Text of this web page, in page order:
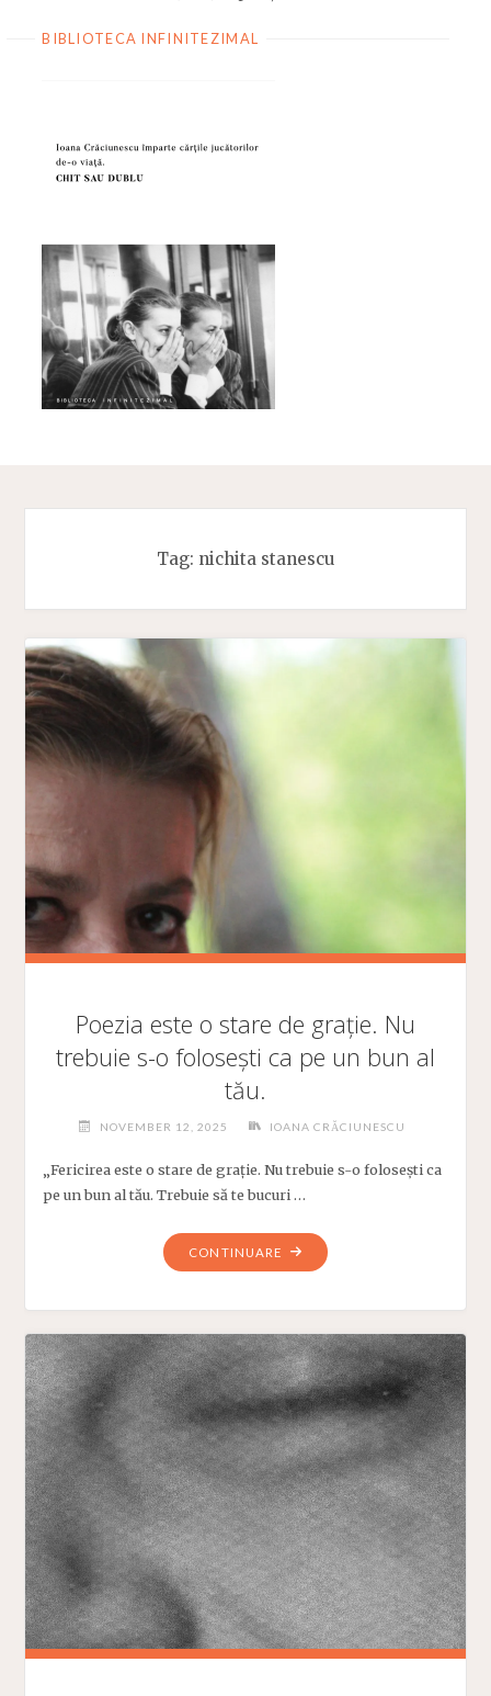
BIBLIOTECA INFINITEZIMAL
Tag: nichita stanescu
Poezia este o stare de grație. Nu
trebuie s-o folosești ca pe un bun al
tău.
NOVEMBER 12, 2025 IOANA CRĂCIUNESCU
„Fericirea este o stare de grație. Nu trebuie s-o folosești ca
pe un bun al tău. Trebuie să te bucuri …
CONTINUARE
"POEZIA
ESTE
DE
GRAȚIE.
NU
TREBUIE
S-
O
FOLOSEȘTI
CA
PE
UN
BUN
AL